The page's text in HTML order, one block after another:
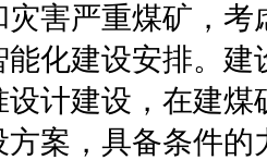
灾害严重煤矿，
能化建设安排。
设计建设，在建
方案，具备条件